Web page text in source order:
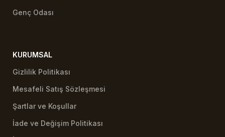
Genç Odası
KURUMSAL
Gizlilik Politikası
Mesafeli Satış Sözleşmesi
Şartlar ve Koşullar
İade ve Değişim Politikası